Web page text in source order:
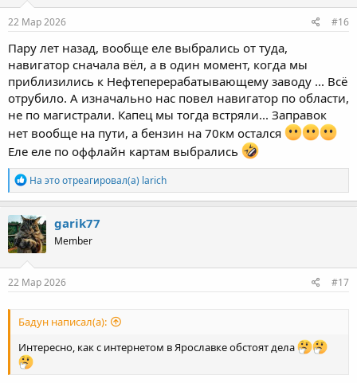
22 Мар 2026 #16
Пару лет назад, вообще еле выбрались от туда,
навигатор сначала вёл, а в один момент, когда мы
приблизились к Нефтеперерабатывающему заводу ... Всё
отрубило. А изначально нас повел навигатор по области,
не по магистрали. Капец мы тогда встряли... Заправок
нет вообще на пути, а бензин на 70км остался
Еле еле по оффлайн картам выбрались
Р
е
а
к
ц
и
и
:
На это отреагировал(а) larich
garik77
Member
22 Мар 2026 #17
Бадун написал(а):
Интересно, как с интернетом в Ярославке обстоят дела